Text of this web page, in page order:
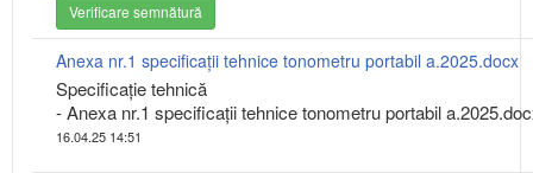
Verificare semnătură
Anexa nr.1 specificații tehnice tonometru portabil a.2025.docx
Specificaţie tehnică
- Anexa nr.1 specificații tehnice tonometru portabil
16.04.25 14:51